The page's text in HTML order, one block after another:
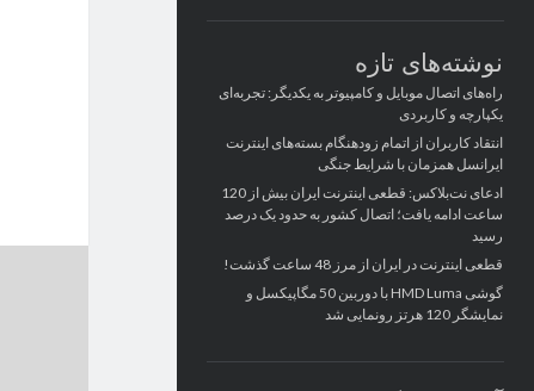
نوشته‌های تازه
راه‌های اتصال موبایل و کامپیوتر به یکدیگر: تجربه‌ای
یکپارچه و کاربردی
انتقاد کاربران از اتمام زودهنگام بسته‌های اینترنت
ایرانسل همزمان با شرایط جنگی
ادعای نت‌بلاکس: قطعی اینترنت ایران بیش از 120
ساعت ادامه یافت؛ اتصال کشور به حدود یک درصد
رسید
قطعی اینترنت در ایران از مرز 48 ساعت گذشت!
گوشی HMD Luma با دوربین 50 مگاپیکسل و
نمایشگر 120 هرتز رونمایی شد